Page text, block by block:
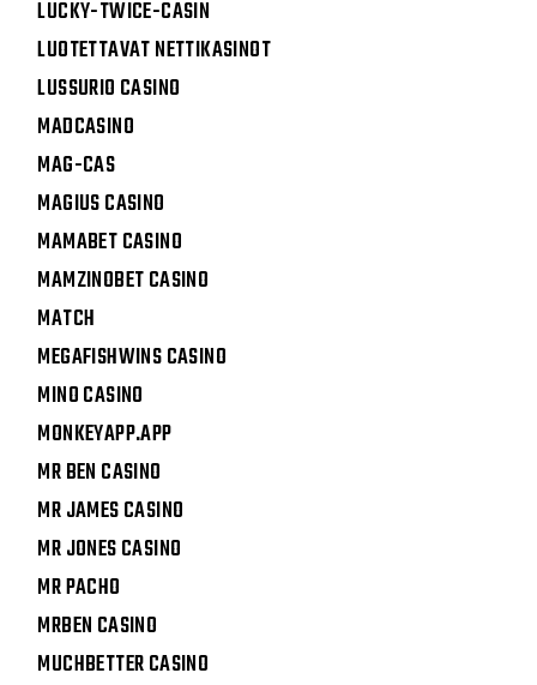
LUCKY-TWICE-CASIN
LUOTETTAVAT NETTIKASINOT
LUSSURIO CASINO
MADCASINO
MAG-CAS
MAGIUS CASINO
MAMABET CASINO
MAMZINOBET CASINO
MATCH
MEGAFISHWINS CASINO
MINO CASINO
MONKEYAPP.APP
MR BEN CASINO
MR JAMES CASINO
MR JONES CASINO
MR PACHO
MRBEN CASINO
MUCHBETTER CASINO